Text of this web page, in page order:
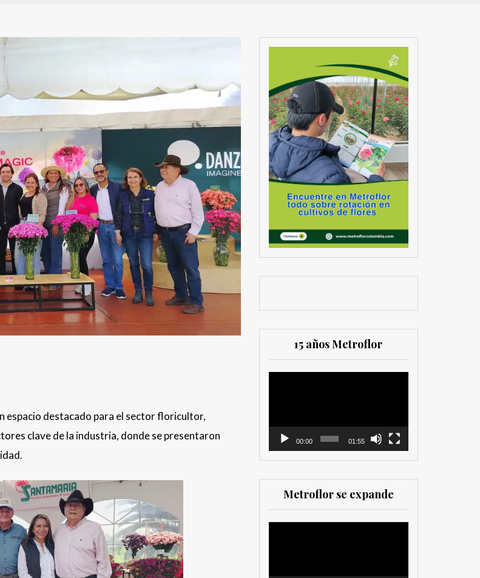
espacio destacado para el sector floricultor,
clave de la industria, donde se presentaron
15 años Metroflor
00:00 01:55
Metroflor se expande